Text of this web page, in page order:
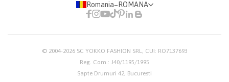
Romania− ROMANA
© 2004-2026 SC YOKKO FASHION SRL, CUI: RO7137693
Reg. Com.: J40/1195/1995
Sapte Drumuri 42, Bucuresti